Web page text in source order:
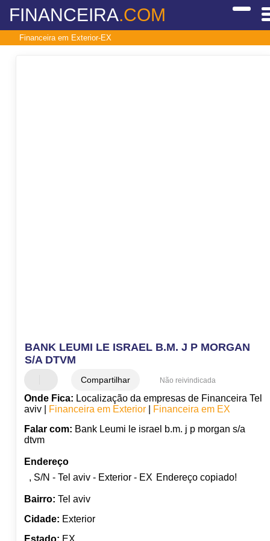
FINANCEIRA.COM
Financeira em Exterior-EX
BANK LEUMI LE ISRAEL B.M. J P MORGAN
S/A DTVM
Compartilhar Não reivindicada
Onde Fica: Localização da empresas de Financeira Tel
aviv |
Financeira em Exterior|
Financeira em EX
Falar com: Bank Leumi le israel b.m. j p morgan s/a
dtvm
Endereço
, S/N - Tel aviv - Exterior - EX Endereço copiado!
Bairro: Tel aviv
Cidade: Exterior